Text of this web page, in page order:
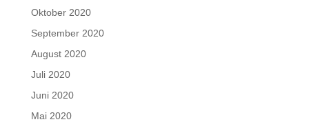
Oktober 2020
September 2020
August 2020
Juli 2020
Juni 2020
Mai 2020